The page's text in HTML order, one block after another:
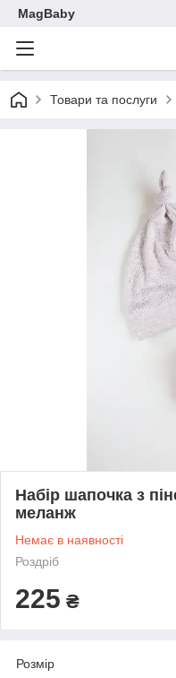
MagBaby
Товари та послуги
Набір шапочка з
меланж
Немає в наявності
Роздріб
225 ₴
Розмір